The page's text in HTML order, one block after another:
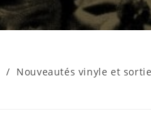
/ Nouveautés vinyle et